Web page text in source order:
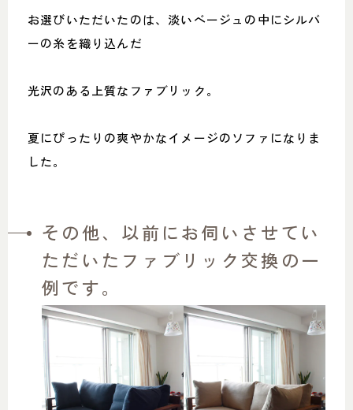
お選びいただいたのは、淡いベージュの中にシルバ
ーの糸を織り込んだ
光沢のある上質なファブリック。
夏にぴったりの爽やかなイメージのソファになりま
した。
その他、以前にお伺いさせてい
ただいたファブリック交換の一
例です。